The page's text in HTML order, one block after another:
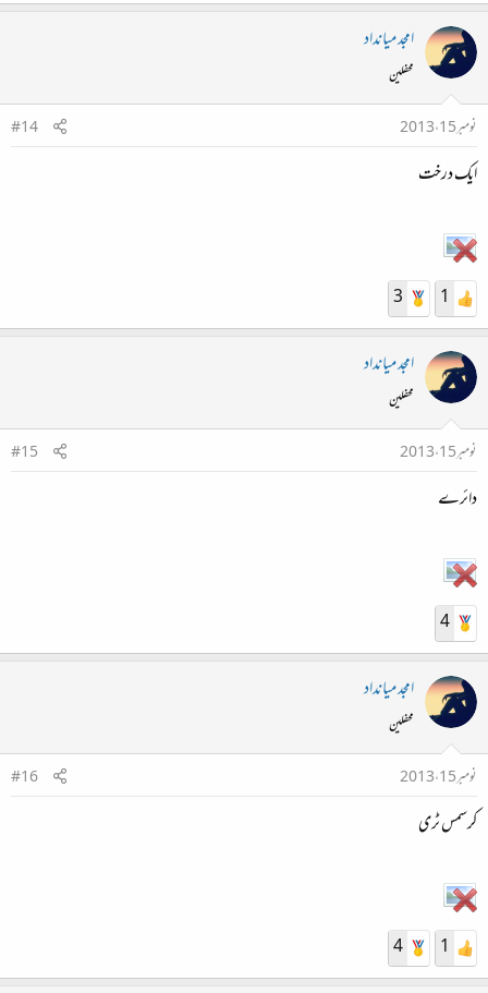
امجد میانداد
محفلین
نومبر 15، 2013
#14
ایک درخت
1
3
امجد میانداد
محفلین
نومبر 15، 2013
#15
دائرے
4
امجد میانداد
محفلین
نومبر 15، 2013
#16
کرسمس ٹری
1
4